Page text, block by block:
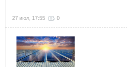
27 июл, 17:55 0